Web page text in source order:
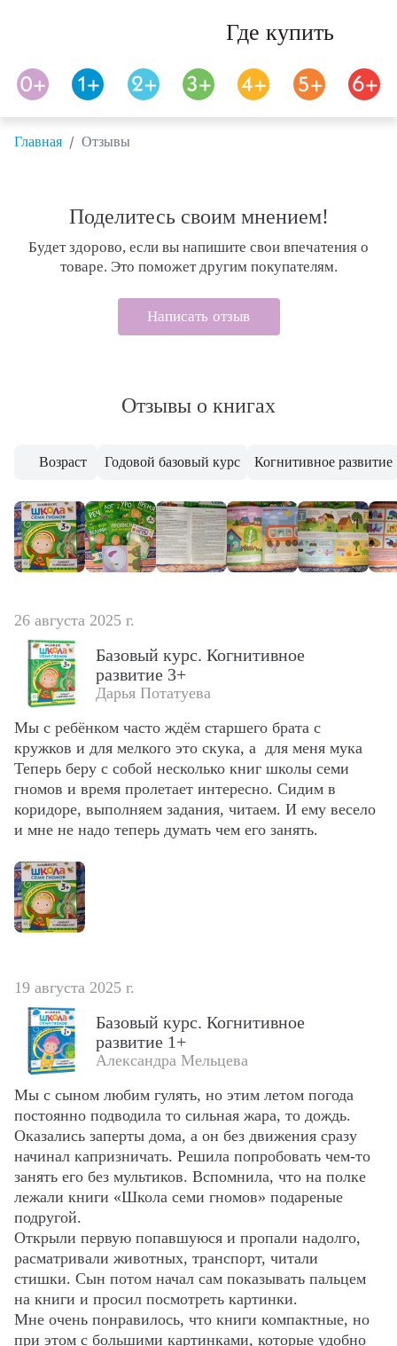
Где купить
Главная / Отзывы
Поделитесь своим мнением!
Будет здорово, если вы напишите свои впечатения о
товаре. Это поможет другим покупателям.
Написать отзыв
Отзывы о книгах
Возраст Годовой базовый курс Когнитивное развитие
Базовый курс. Когнитивное
развитие 3+
Дарья Потатуева
26 августа 2025 г.
Мы с ребёнком часто ждём старшего брата с
кружков и для мелкого это скука, а  для меня мука
Теперь беру с собой несколько книг школы семи
гномов и время пролетает интересно. Сидим в
коридоре, выполняем задания, читаем. И ему весело
и мне не надо теперь думать чем его занять.
Базовый курс. Когнитивное
развитие 1+
Александра Мельцева
19 августа 2025 г.
Мы с сыном любим гулять, но этим летом погода
постоянно подводила то сильная жара, то дождь.
Оказались заперты дома, а он без движения сразу
начинал капризничать. Решила попробовать чем-то
занять его без мультиков. Вспомнила, что на полке
лежали книги «Школа семи гномов» подареные
подругой.
Открыли первую попавшуюся и пропали надолго,
расматривали животных, транспорт, читали
стишки. Сын потом начал сам показывать пальцем
на книги и просил посмотреть картинки.
Мне очень понравилось, что книги компактные, но
при этом с большими картинками, которые удобно